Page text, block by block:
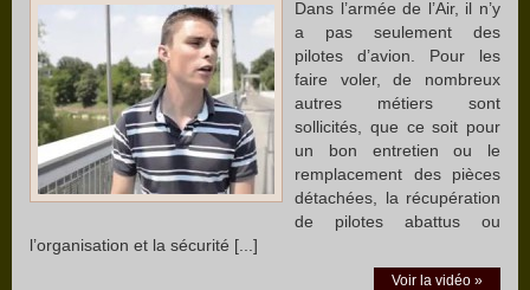
Dans l’armée de l’Air, il n’y
a pas seulement des
pilotes d’avion. Pour les
faire voler, de nombreux
autres métiers sont
sollicités, que ce soit pour
un bon entretien ou le
remplacement des pièces
détachées, la récupération
de pilotes abattus ou
l’organisation et la sécurité [...]
Voir la vidéo »